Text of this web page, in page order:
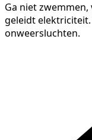
Ga niet
geleidt
onweersluchten.